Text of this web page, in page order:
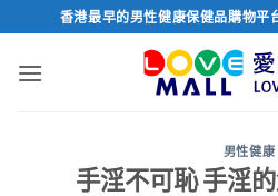
to
content
香港最早的男性健康保健品購物平
男性健康
手淫不可恥 手淫